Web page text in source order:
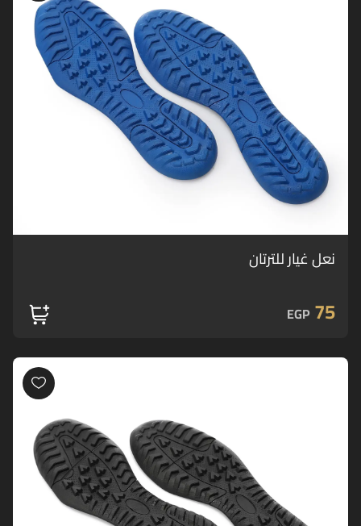
نعل غيار للترتان
75
EGP